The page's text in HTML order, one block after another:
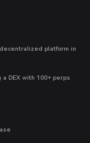
platform in
DEX with 100+ perps